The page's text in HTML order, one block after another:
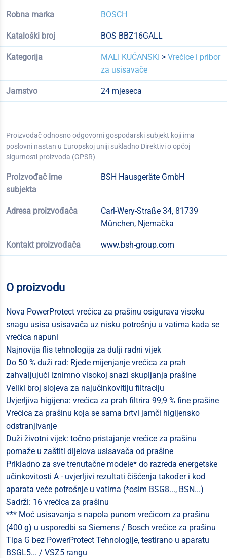
Robna marka BOSCH
Kataloški broj BOS BBZ16GALL
Kategorija MALI KUĆANSKI > Vrećice i pribor
za usisavače
Jamstvo 24 mjeseca
Proizvođač odnosno odgovorni gospodarski subjekt koji ima
poslovni nastan u Europskoj uniji sukladno Direktivi o općoj
sigurnosti proizvoda (GPSR)
Proizvođač ime
subjekta
BSH Hausgeräte GmbH
Adresa proizvođača
Carl-Wery-Straße 34, 81739
München, Njemačka
Kontakt proizvođača www.bsh-group.com
O proizvodu
Nova PowerProtect vrećica za prašinu osigurava visoku
snagu usisa usisavača uz nisku potrošnju u vatima kada se
vrećica napuni
Najnovija flis tehnologija za dulji radni vijek
Do 50 % duži rad: Rjeđe mijenjanje vrećica za prah
zahvaljujući iznimno visokoj snazi skupljanja prašine
Veliki broj slojeva za najučinkovitiju filtraciju
Uvjerljiva higijena: vrećica za prah filtrira 99,9 % fine prašine
Vrećica za prašinu koja se sama brtvi jamči higijensko
odstranjivanje
Duži životni vijek: točno pristajanje vrećice za prašinu
pomaže u zaštiti dijelova usisavača od prašine
Prikladno za sve trenutačne modele* do razreda energetske
učinkovitosti A - uvjerljivi rezultati čišćenja također i kod
aparata veće potrošnje u vatima (*osim BSG8..., BSN...)
Sadrži: 16 vrećica za prašinu
*** Moć usisavanja s napola punom vrećicom za prašinu
(400 g) u usporedbi sa Siemens / Bosch vrećice za prašinu
Tipa G bez PowerProtect Tehnologije, testirano u aparatu
BSGL5... / VSZ5 rangu